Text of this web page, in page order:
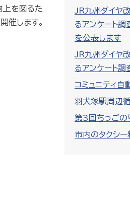
JR九州ダイヤ
るアンケート調
を公表します
JR九州ダイヤ
るアンケート
コミュニティ
羽犬塚駅周辺
第3回ちっごの
市内のタクシ
上を図るた
催します。